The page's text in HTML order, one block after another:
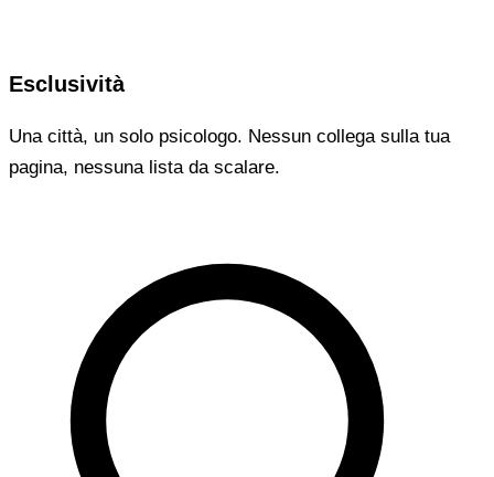
Esclusività
Una città, un solo psicologo. Nessun collega sulla tua
pagina, nessuna lista da scalare.